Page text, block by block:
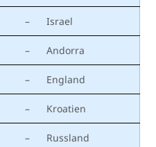
– Israel
– Andorra
– England
– Kroatien
– Russland